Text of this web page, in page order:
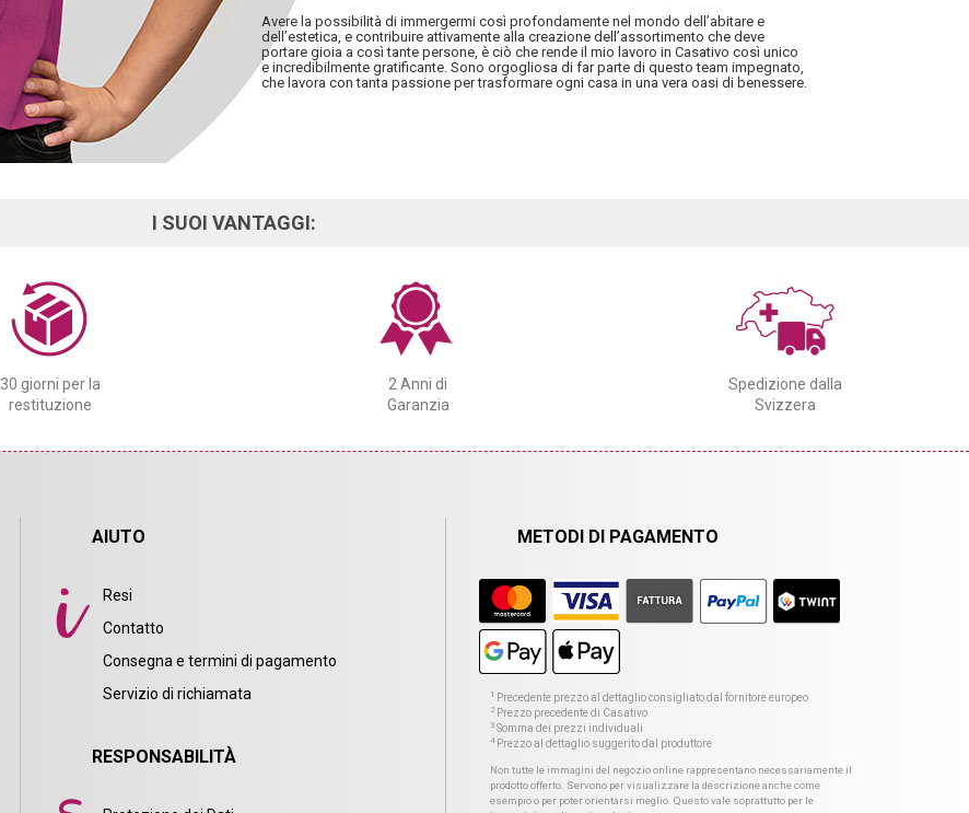
Avere la possibilità di immergermi così profondamente nel mondo dell’abitare e
dell’estetica, e contribuire attivamente alla creazione dell’assortimento che deve
portare gioia a così tante persone, è ciò che rende il mio lavoro in Casativo così unico
e incredibilmente gratificante. Sono orgogliosa di far parte di questo team impegnato,
che lavora con tanta passione per trasformare ogni casa in una vera oasi di benessere.
I SUOI VANTAGGI:
30 giorni per la
restituzione
2 Anni di
Garanzia
Spedizione dalla
Svizzera
AIUTO
Resi
Contatto
Consegna e termini di pagamento
Servizio di richiamata
RESPONSABILITÀ
METODI DI PAGAMENTO
1 Precedente prezzo al dettaglio consigliato dal fornitore europeo
2 Prezzo precedente di Casativo
3 Somma dei prezzi individuali
4Prezzo al dettaglio suggerito dal produttore
Non tutte le immagini del negozio online rappresentano necessariamente il
prodotto offerto. Servono per visualizzare la descrizione anche come
esempio o per poter orientarsi meglio. Questo vale soprattutto per le